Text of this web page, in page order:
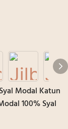
Modal Katun
100% Syal